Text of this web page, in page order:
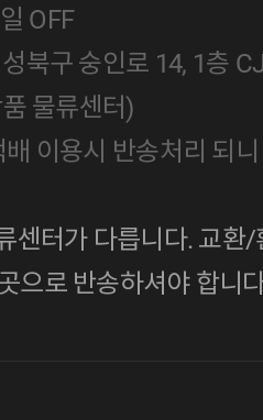
OFF
북구 숭인로 14, 1층
물류센터)
이용시 반송처리 되
센터가 다릅니다. 교환
으로 반송하셔야 합니